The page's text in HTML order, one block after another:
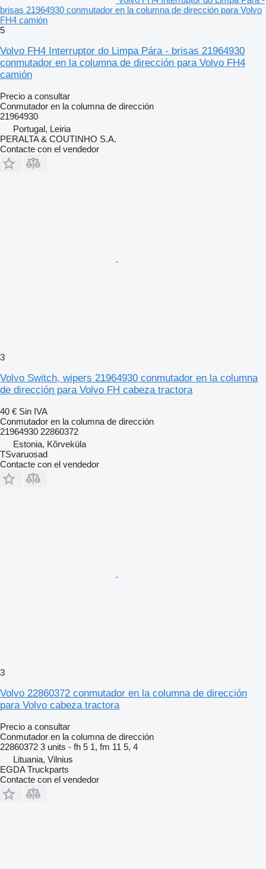
brisas 21964930 conmutador en la columna de dirección para Volvo
FH4 camión
5
Volvo FH4 Interruptor do Limpa Pára - brisas 21964930
conmutador en la columna de dirección para Volvo FH4
camión
Precio a consultar
Conmutador en la columna de dirección
21964930
Portugal, Leiria
PERALTA & COUTINHO S.A.
Contacte con el vendedor
3
Volvo Switch, wipers 21964930 conmutador en la columna
de dirección para Volvo FH cabeza tractora
40 € Sin IVA
Conmutador en la columna de dirección
21964930 22860372
Estonia, Kõrveküla
TSvaruosad
Contacte con el vendedor
3
Volvo 22860372 conmutador en la columna de dirección
para Volvo cabeza tractora
Precio a consultar
Conmutador en la columna de dirección
22860372 3 units - fh 5 1, fm 11 5, 4
Lituania, Vilnius
EGDA Truckparts
Contacte con el vendedor